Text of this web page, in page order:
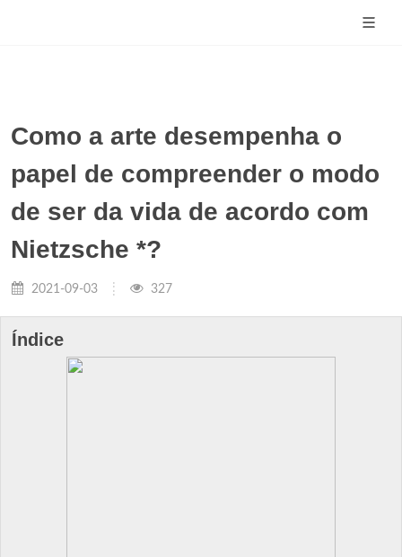
Como a arte desempenha o
papel de compreender o modo
de ser da vida de acordo com
Nietzsche *?
2021-09-03 327
Índice